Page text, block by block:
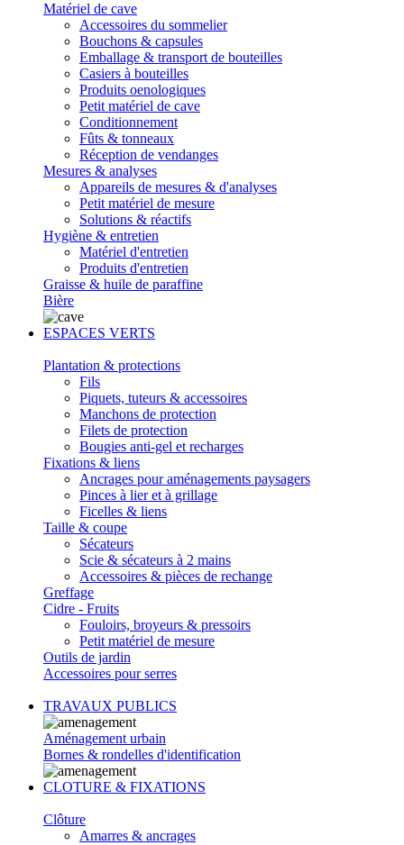
Matériel de cave
Accessoires du sommelier
Bouchons & capsules
Emballage & transport de bouteilles
Casiers à bouteilles
Produits oenologiques
Petit matériel de cave
Conditionnement
Fûts & tonneaux
Réception de vendanges
Mesures & analyses
Appareils de mesures & d'analyses
Petit matériel de mesure
Solutions & réactifs
Hygiène & entretien
Matériel d'entretien
Produits d'entretien
Graisse & huile de paraffine
Bière
ESPACES VERTS
Plantation & protections
Fils
Piquets, tuteurs & accessoires
Manchons de protection
Filets de protection
Bougies anti-gel et recharges
Fixations & liens
Ancrages pour aménagements paysagers
Pinces à lier et à grillage
Ficelles & liens
Taille & coupe
Sécateurs
Scie & sécateurs à 2 mains
Accessoires & pièces de rechange
Greffage
Cidre - Fruits
Fouloirs, broyeurs & pressoirs
Petit matériel de mesure
Outils de jardin
Accessoires pour serres
TRAVAUX PUBLICS
Aménagement urbain
Bornes & rondelles d'identification
CLOTURE & FIXATIONS
Clôture
Amarres & ancrages